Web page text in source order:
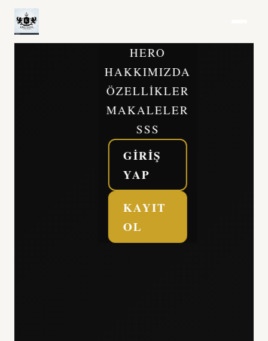
HERO
HAKKIMIZDA
ÖZELLIKLER
MAKALELER
SSS
GIRIŞ
YAP
KAYIT
OL